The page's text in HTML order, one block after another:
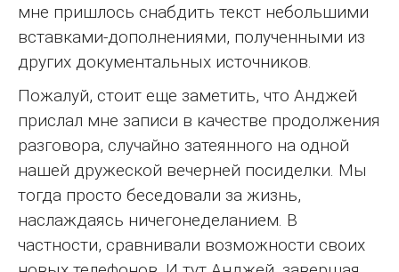
мне пришлось снабдить текст небольшими
вставками-дополнениями, полученными из
других документальных источников.
Пожалуй, стоит еще заметить, что Анджей
прислал мне записи в качестве продолжения
разговора, случайно затеянного на одной
нашей дружеской вечерней посиделки. Мы
тогда просто беседовали за жизнь,
наслаждаясь ничегонеделанием. В
частности, сравнивали возможности своих